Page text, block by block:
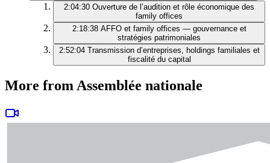
2:04:30 Ouverture de l’audition et rôle économique des
family offices
2:18:38 AFFO et family offices — gouvernance et
stratégies patrimoniales
2:52:04 Transmission d’entreprises, holdings familiales et
fiscalité du capital
More from Assemblée nationale